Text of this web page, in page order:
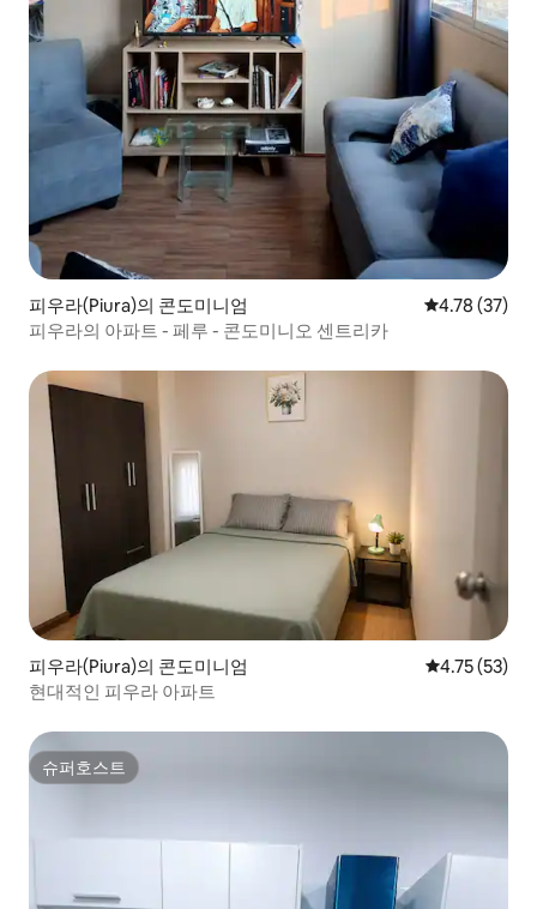
피우라(Piura)의 콘도미니엄 평점 4.78점
4.78 (37)
피우라의 아파트 - 페루 - 콘도미니오 센트리카
피우라(Piura)의 콘도미니엄 평점 4.75점
4.75 (53)
현대적인 피우라 아파트
슈퍼호스트
슈퍼호스트